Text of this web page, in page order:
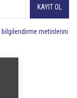
KAYIT OL
bilgilendirme metinlerini